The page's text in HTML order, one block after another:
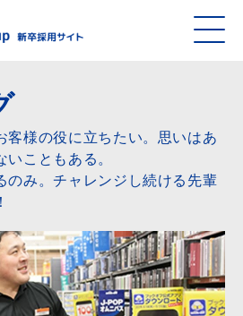
客様の役に立ちたい。思いはあ
いこともある。
のみ。チャレンジし続ける先輩